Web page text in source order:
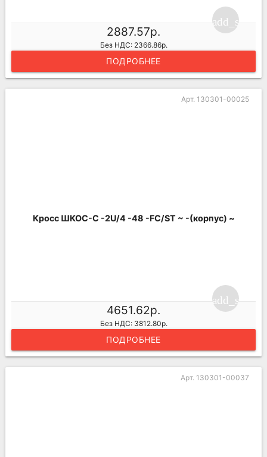
2887.57р.
Без НДС: 2366.86р.
ПОДРОБНЕЕ
Арт. 130301-00025
Кросс ШКОС-С -2U/4 -48 -FC/ST ~ -(корпус) ~
4651.62р.
Без НДС: 3812.80р.
ПОДРОБНЕЕ
Арт. 130301-00037